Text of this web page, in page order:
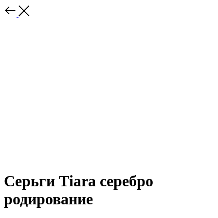
Серьги Тiara серебро
родирование